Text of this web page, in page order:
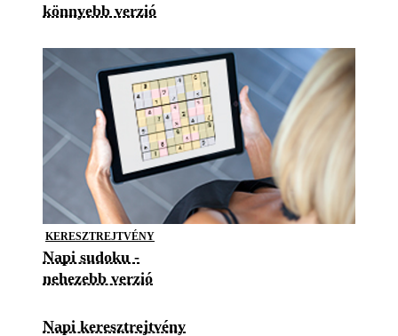
könnyebb verzió
KERESZTREJTVÉNY
Napi sudoku -
nehezebb verzió
Napi keresztrejtvény